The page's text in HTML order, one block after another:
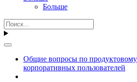
Больше
Общие вопросы по
корпоративных пользователей